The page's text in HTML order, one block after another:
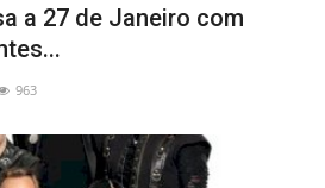
a 27 de Janeiro com
963